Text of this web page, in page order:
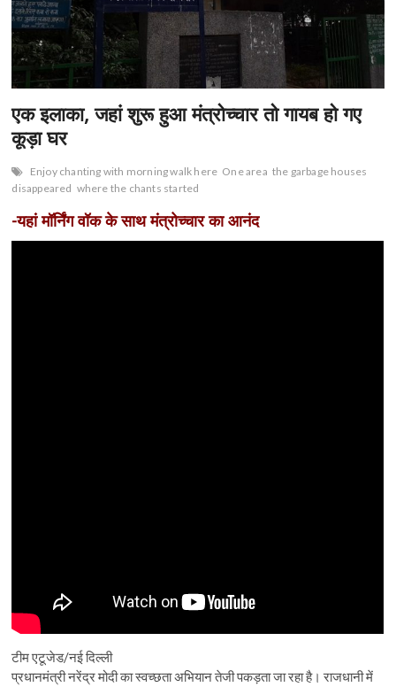
एक इलाका, जहां शुरू हुआ मंत्रोच्चार तो गायब हो गए
कूड़ा घर
Enjoy chanting with morning walk here One area the garbage houses
disappeared where the chants started
-यहां मॉर्निंग वॉक के साथ मंत्रोच्चार का आनंद
टीम एटूजेड/नई दिल्ली
प्रधानमंत्री नरेंद्र मोदी का स्वच्छता अभियान तेजी पकड़ता जा रहा है। राजधानी में